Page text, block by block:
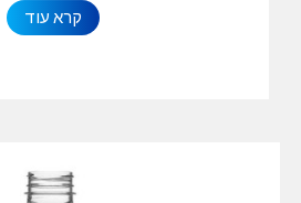
קרא עוד